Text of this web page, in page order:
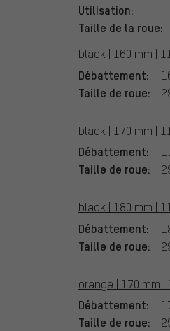
Utilisation:
Taille de la roue:
black | 160 mm |
Débattement:
Taille de roue:
black | 170 mm |
Débattement:
Taille de roue:
black | 180 mm |
Débattement:
Taille de roue:
orange | 170 mm
Débattement:
Taille de roue: